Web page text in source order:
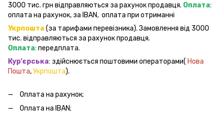
3000 тис. грн відправляються за рахунок продавця. Оплата:
оплата на рахунок, за IBAN, оплата при отриманні
Укрпошта (за тарифами перевізника). Замовлення від 3000
тис. відправляються за рахунок продавця.
Оплата: передплата.
Кур'єрська: здійснюється поштовими операторами( Нова
Пошта,Укрпошта).
Оплата на рахунок;
Оплата на IBAN;